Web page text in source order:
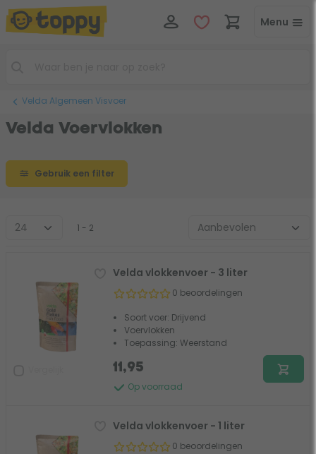
Menu
Velda Algemeen Visvoer
Velda Voervlokken
Gebruik een filter
1 - 2
Velda vlokkenvoer - 3 liter
0 beoordelingen
Soort voer: Drijvend
Voervlokken
Toepassing: Weerstand
Op voorraad
11,95
Velda vlokkenvoer - 1 liter
0 beoordelingen